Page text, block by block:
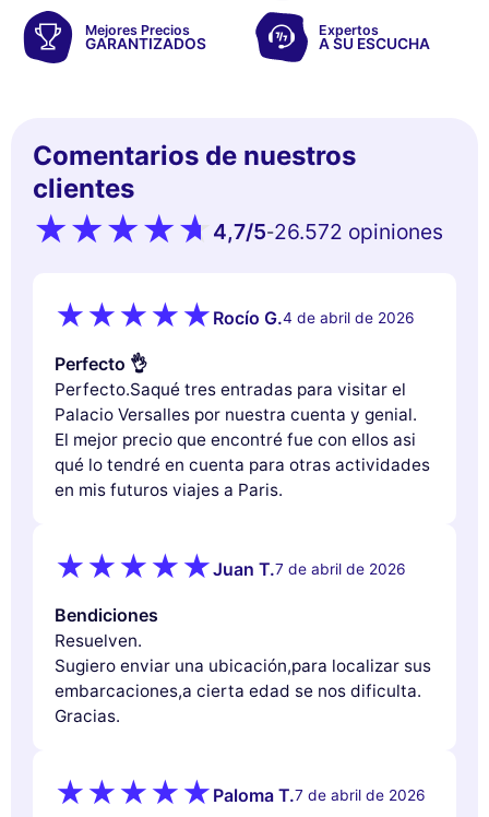
Mejores Precios
GARANTIZADOS
Expertos
A SU ESCUCHA
Comentarios de nuestros
clientes
4,7/5-26.572 opiniones
Rocío G.4 de abril de 2026
Perfecto 👌
Perfecto.Saqué tres entradas para visitar el
Palacio Versalles por nuestra cuenta y genial.
El mejor precio que encontré fue con ellos asi
qué lo tendré en cuenta para otras actividades
en mis futuros viajes a Paris.
Juan T.7 de abril de 2026
Bendiciones
Resuelven.
Sugiero enviar una ubicación,para localizar sus
embarcaciones,a cierta edad se nos dificulta.
Gracias.
Paloma T.7 de abril de 2026